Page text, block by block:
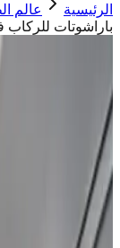
الرئيسية عالم
باراشوتات للركاب
المظلات
للركاب في
ابو تيم
24 فبراير 2026